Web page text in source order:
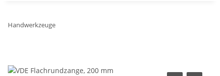
Handwerkzeuge